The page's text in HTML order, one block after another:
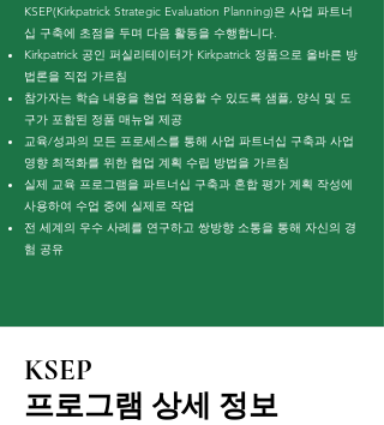
KSEP(Kirkpatrick Strategic Evaluation Planning)은 사업 파트너
십 구축에 초점을 두며 다음 활동을 수행합니다.
Kirkpatrick 공인 퍼실리테이터가 Kirkpatrick 정품으로 올바른 방
법론을 직접 가르침
참가자는 학습 내용을 현업 적용할 수 있도록 샘플, 양식 및 도
구가 포함된 정품 매뉴얼 제공
교육/성과의 모든 프로세스를 통해 사업 파트너십 구축과 사업
영향 최적화를 위한 협업 계획 수립 방법을 가르침
실제 교육 프로그램을 파트너십 구축과 혼합 평가 계획 작성에
사용하여 수업 중에 실제로 작업
전 세계의 우수 사례를 연구하고 쌍방향 소통을 통해 자신의 경
험 공유
KSEP
프로그램 상세 정보